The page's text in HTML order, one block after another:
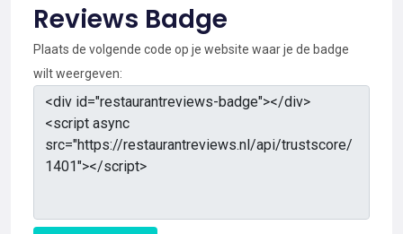
Reviews Badge
Plaats de volgende code op je website waar je de badge
wilt weergeven: